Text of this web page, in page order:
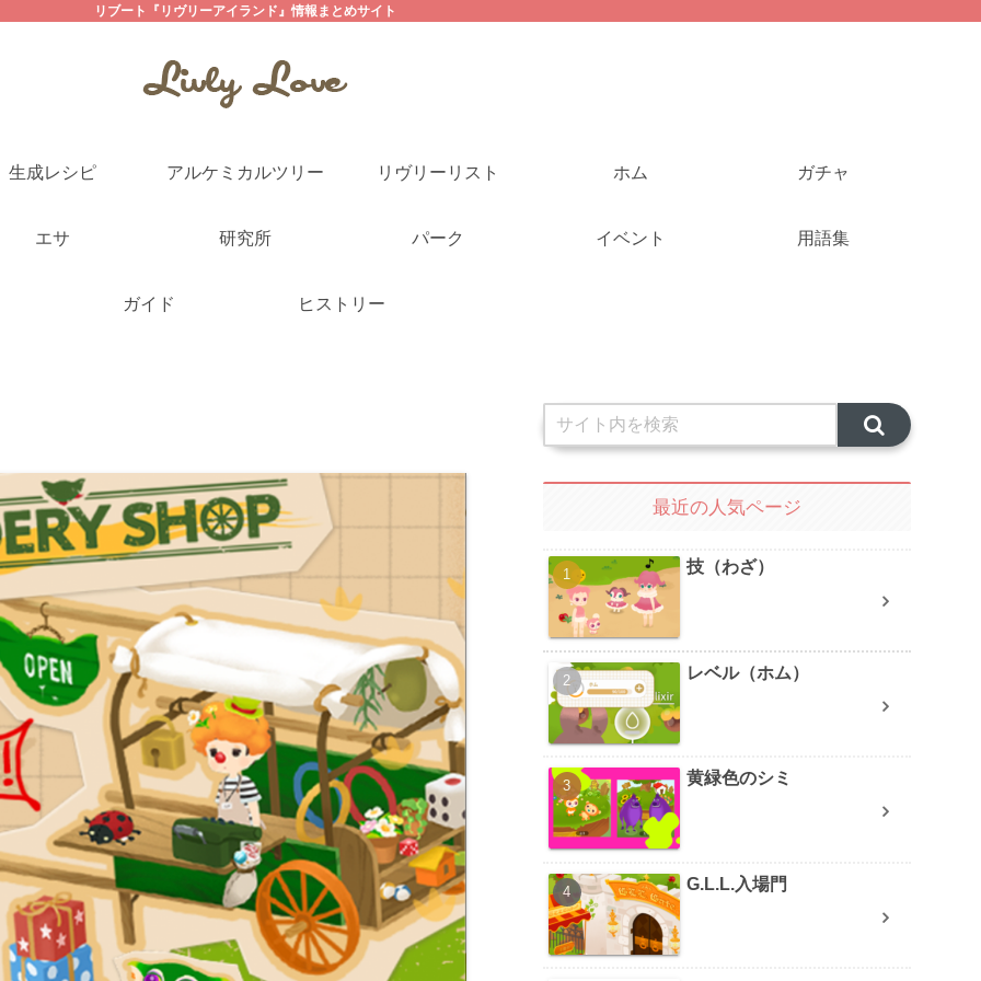
リブート『リヴリーアイランド』情報まとめサイト
生成レシピ アルケミカルツリー リヴリーリスト ホム ガチャ
エサ 研究所 パーク イベント 用語集
ガイド ヒストリー
最近の人気ページ
技（わざ）
レベル（ホム）
黄緑色のシミ
G.L.L.入場門